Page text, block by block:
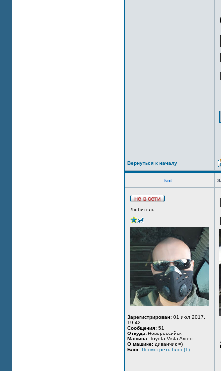
Вернуться к началу
kot_
Любитель
Зарегистрирован: 01 июл 2017,
19:42
Сообщения: 51
Откуда: Новороссийск
Машина: Toyota Vista Ardeo
О машине: диванчик =)
Блог: Посмотреть блог (1)